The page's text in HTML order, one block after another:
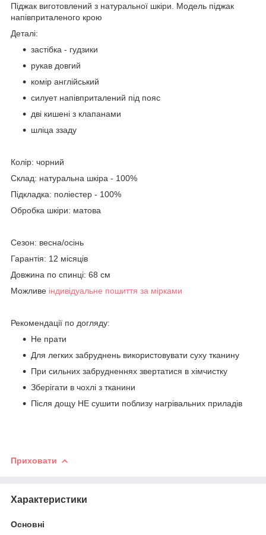
Піджак виготовлений з натуральної шкіри. Модель піджак
напівприталеного крою
Деталі:
застібка - гудзики
рукав довгий
комір англійський
силует напівприталений під пояс
дві кишені з клапанами
шліца ззаду
Колір: чорний
Склад: натуральна шкіра - 100%
Підкладка: поліестер - 100%
Обробка шкіри: матова
Сезон: весна/осінь
Гарантія: 12 місяців
Довжина по спинці: 68 см
Можливе індивідуальне пошиття за мірками
Рекомендації по догляду:
Не прати
Для легких забруднень використовувати суху тканину
При сильних забрудненнях звертатися в хімчистку
Зберігати в чохлі з тканини
Після дощу НЕ сушити поблизу нагрівальних приладів
Приховати
Характеристики
Основні